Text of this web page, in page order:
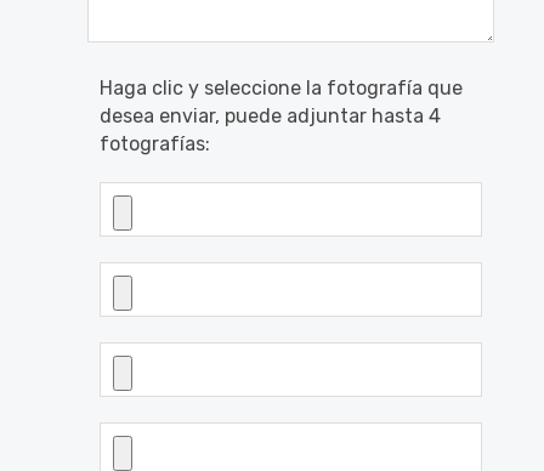
Haga clic y seleccione la fotografía que
desea enviar, puede adjuntar hasta 4
fotografías: